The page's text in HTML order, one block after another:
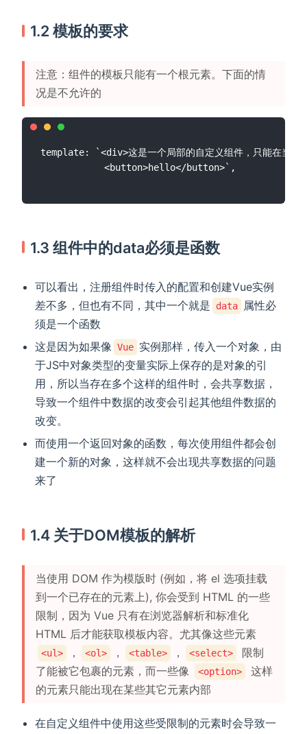
1.2 模板的要求
注意：组件的模板只能有一个根元素。下面的情
况是不允许的
template: `<div>这是一个局部的自定义组件，只能在当前
1.3 组件中的data必须是函数
可以看出，注册组件时传入的配置和创建Vue实例
差不多，但也有不同，其中一个就是
data
属性必
须是一个函数
这是因为如果像 Vue 实例那样，传入一个对象，由
于JS中对象类型的变量实际上保存的是对象的引
用，所以当存在多个这样的组件时，会共享数据，
导致一个组件中数据的改变会引起其他组件数据的
改变。
而使用一个返回对象的函数，每次使用组件都会创
建一个新的对象，这样就不会出现共享数据的问题
来了
1.4 关于DOM模板的解析
当使用 DOM 作为模版时 (例如，将 el 选项挂载
到一个已存在的元素上), 你会受到 HTML 的一些
限制，因为 Vue 只有在浏览器解析和标准化
HTML 后才能获取模板内容。尤其像这些元素
<ul> ， <ol> ， <table> ， <select>
限制
了能被它包裹的元素，而一些像
<option>
这样
的元素只能出现在某些其它元素内部
在自定义组件中使用这些受限制的元素时会导致一